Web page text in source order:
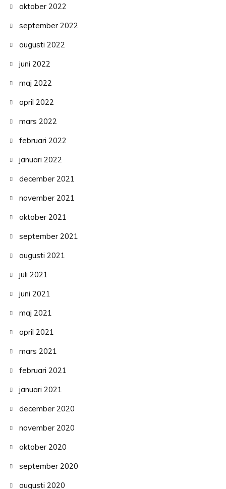
oktober 2022
september 2022
augusti 2022
juni 2022
maj 2022
april 2022
mars 2022
februari 2022
januari 2022
december 2021
november 2021
oktober 2021
september 2021
augusti 2021
juli 2021
juni 2021
maj 2021
april 2021
mars 2021
februari 2021
januari 2021
december 2020
november 2020
oktober 2020
september 2020
augusti 2020